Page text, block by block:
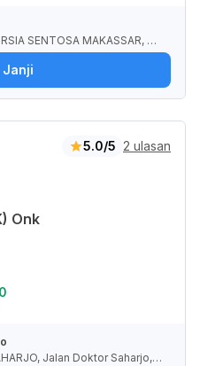
SENTOSA MAKASSAR, Jl.
Kota Makassar, Sulawesi
Janji
5.0/5 2 ulasan
Onk
Jalan Doktor Saharjo, R